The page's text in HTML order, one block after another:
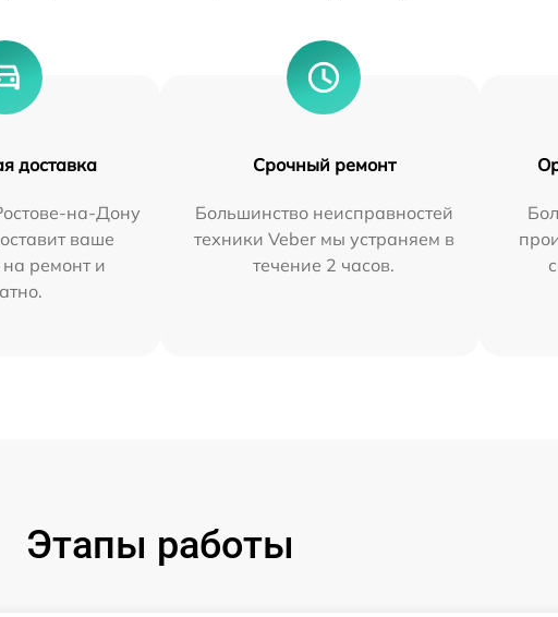
доставка
на-Дону
ваше
на ремонт и
Срочный ремонт
Большинство неисправностей
техники Veber мы устраняем в
течение 2 часов.
Этапы работы